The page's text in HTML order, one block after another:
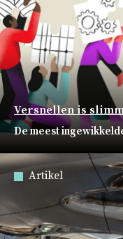
Versnellen is
De meest
Artikel